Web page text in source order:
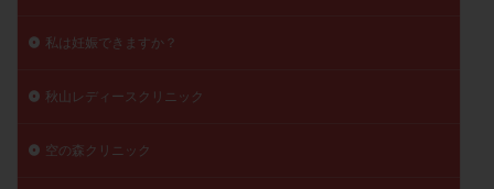
私は妊娠できますか？
秋山レディースクリニック
空の森クリニック